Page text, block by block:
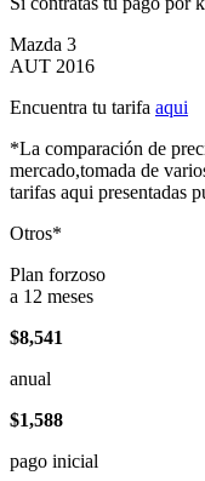
Mazda 3
AUT 2016
Encuentra tu tarifa aqui
*La comparación de
mercado,tomada de
tarifas aqui presentadas
Otros*
Plan forzoso
a 12 meses
$8,541
anual
$1,588
pago inicial